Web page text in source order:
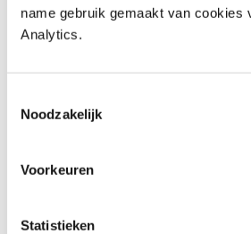
name gebruik gemaakt van cookies
Analytics.
Noodzakelijk
Voorkeuren
Statistieken